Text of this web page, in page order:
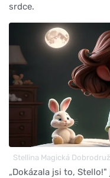
srdce.
Stellina Magická
„Dokázala jsi to,